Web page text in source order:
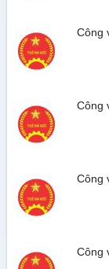
Công
Công
Công
Công